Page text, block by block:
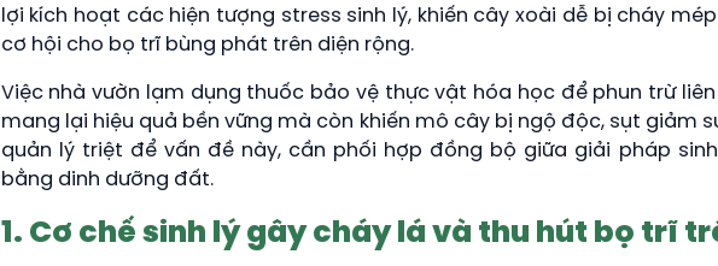
lợi kích hoạt các hiện tượng stress sinh lý, khiến cây xoài dễ bị cháy
cơ hội cho bọ trĩ bùng phát trên diện rộng.
Việc nhà vườn lạm dụng thuốc bảo vệ thực vật hóa học để phun trừ
mang lại hiệu quả bền vững mà còn khiến mô cây bị ngộ độc, sụt giảm
quản lý triệt để vấn đề này, cần phối hợp đồng bộ giữa giải pháp
bằng dinh dưỡng đất.
1. Cơ chế sinh lý gây cháy lá và thu hút bọ trĩ